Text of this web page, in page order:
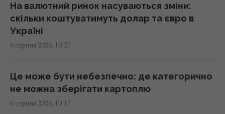
10:30 четвер, 06 серпня 2026
У банках та обмінниках зріс євро: курс
валют на 6 серпня
Стефанішиній обрали запобіжний захід
10:21 четвер, 06 серпня 2026
На валютний ринок насуваються зміни:
скільки коштуватимуть долар та євро в
Україні
6 серпня 2026, 10:27
Це може бути небезпечно: де категорично
не можна зберігати картоплю
6 серпня 2026, 10:17